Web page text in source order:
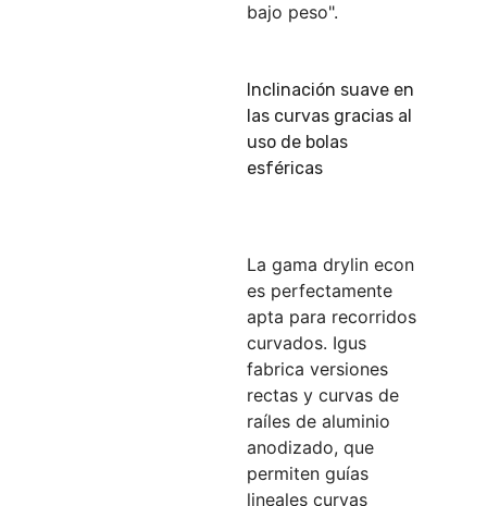
bajo peso".
Inclinación suave en
las curvas gracias al
uso de bolas
esféricas
La gama drylin econ
es perfectamente
apta para recorridos
curvados. Igus
fabrica versiones
rectas y curvas de
raíles de aluminio
anodizado, que
permiten guías
lineales curvas